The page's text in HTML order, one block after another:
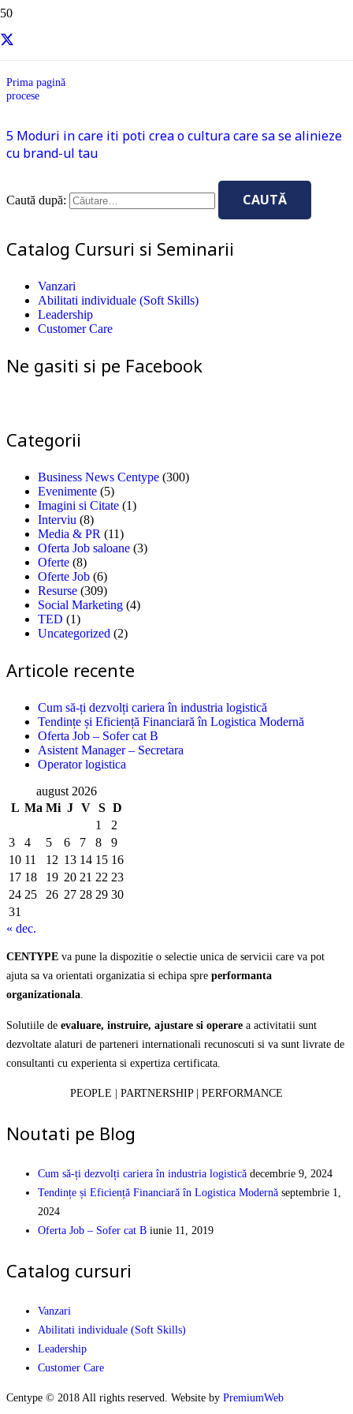
procese
Prima pagină
procese
5 Moduri in care iti poti crea o cultura care sa se alinieze
cu brand-ul tau
Caută după:
Catalog Cursuri si Seminarii
Vanzari
Abilitati individuale (Soft Skills)
Leadership
Customer Care
Ne gasiti si pe Facebook
Categorii
Business News Centype (300)
Evenimente (5)
Imagini si Citate (1)
Interviu (8)
Media & PR (11)
Oferta Job saloane (3)
Oferte (8)
Oferte Job (6)
Resurse (309)
Social Marketing (4)
TED (1)
Uncategorized (2)
Articole recente
Cum să-ți dezvolți cariera în industria logistică
Tendințe și Eficiență Financiară în Logistica Modernă
Oferta Job – Sofer cat B
Asistent Manager – Secretara
Operator logistica
august 2026
L Ma Mi J V S D
1
2
3
4 5 6 7 8
9
10 11 12 13 14 15 16
17 18 19 20 21 22 23
24 25 26 27 28 29 30
31
« dec.
CENTYPE va pune la dispozitie o selectie unica de servicii care va pot
ajuta sa va orientati organizatia si echipa spre performanta
organizationala
Solutiile de evaluare, instruire, ajustare si operare a activitatii sunt
dezvoltate alaturi de parteneri internationali recunoscuti si va sunt livrate de
consultanti cu experienta si expertiza certificata.
PEOPLE | PARTNERSHIP | PERFORMANCE
Noutati pe Blog
Cum să-ți dezvolți cariera în industria logistică decembrie 9, 2024
Tendințe și Eficiență Financiară în Logistica Modernă septembrie 1,
2024
Oferta Job – Sofer cat B iunie 11, 2019
Catalog cursuri
Vanzari
Abilitati individuale (Soft Skills)
Leadership
Customer Care
Centype © 2018 All rights reserved. Website by PremiumWeb